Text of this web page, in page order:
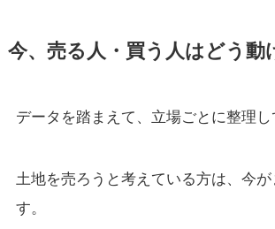
今、売る人・買う人はどう動
データを踏まえて、立場ごとに整理し
土地を売ろうと考えている方は、今
す。